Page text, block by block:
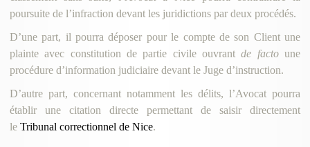
poursuite de l’infraction devant les juridictions par deux procédés.
D’une part, il pourra déposer pour le compte de son Client une
plainte avec constitution de partie civile ouvrantde factoune
procédure d’information judiciaire devant le Juge d’instruction.
D’autre part, concernant notamment les délits, l’Avocat pourra
établir une citation directe permettant de saisir directement
le Tribunal correctionnel de Nice.